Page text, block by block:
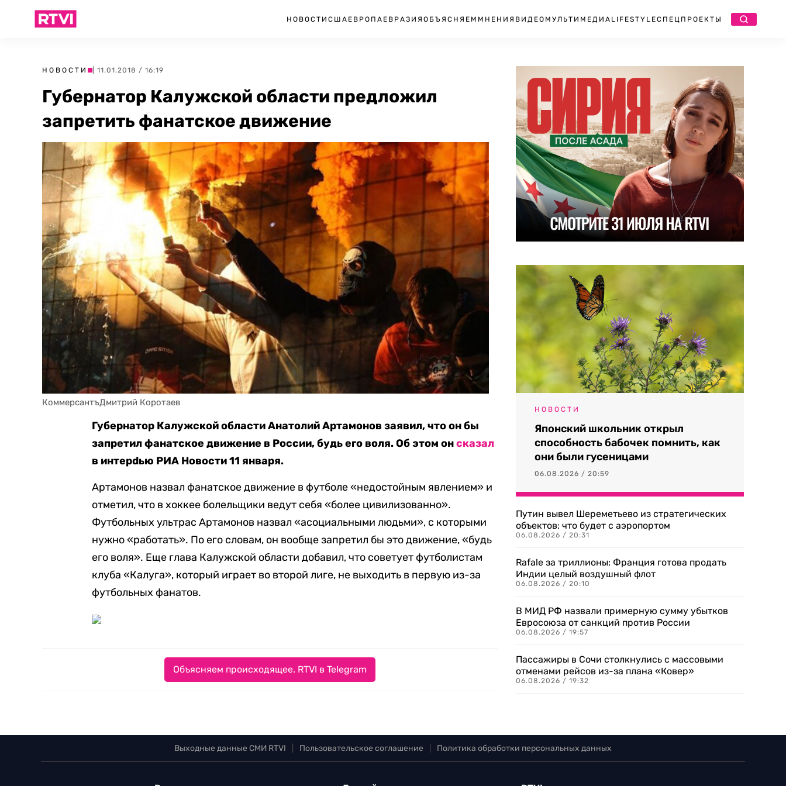
НОВОСТИ США ЕВРОПА ЕВРАЗИЯ ОБЪЯСНЯЕМ МНЕНИЯ ВИДЕО МУЛЬТИМЕДИА LIFESTYLEСПЕЦПРОЕКТЫ
НОВОСТИ | 11.01.2018 / 16:19
Губернатор Калужской области предложил
запретить фанатское движение
КоммерсантъДмитрий Коротаев
Губернатор Калужской области Анатолий Артамонов заявил, что он бы
запретил фанатское движение в России, будь его воля. Об этом онсказал
в интерdью РИА Новости 11 января.
Артамонов назвал фанатское движение в футболе «недостойным явлением» и
отметил, что в хоккее болельщики ведут себя «более цивилизованно».
Футбольных ультрас Артамонов назвал «асоциальными людьми», с которыми
нужно «работать». По его словам, он вообще запретил бы это движение, «будь
его воля». Еще глава Калужской области добавил, что советует футболистам
клуба «Калуга», который играет во второй лиге, не выходить в первую из-за
футбольных фанатов.
Объясняем происходящее. RTVI в Telegram
НОВОСТИ
Японский школьник открыл
способность бабочек помнить, как
они были гусеницами
06.08.2026 / 20:59
Путин вывел Шереметьево из стратегических
объектов: что будет с аэропортом
06.08.2026 / 20:31
Rafale за триллионы: Франция готова продать
Индии целый воздушный флот
06.08.2026 / 20:10
В МИД РФ назвали примерную сумму убытков
Евросоюза от санкций против России
06.08.2026 / 19:57
Пассажиры в Сочи столкнулись с массовыми
отменами рейсов из-за плана «Ковер»
06.08.2026 / 19:32
Выходные данные СМИ RTVI Пользовательское соглашение Политика обработки персональных данных